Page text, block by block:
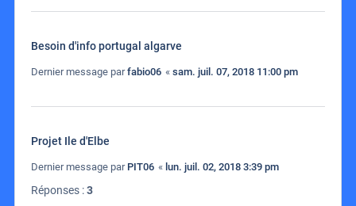
Besoin d'info portugal algarve
Dernier message parfabio06 « sam. juil. 07, 2018 11:00 pm
Projet Ile d'Elbe
Dernier message par PIT06 « lun. juil. 02, 2018 3:39 pm
Réponses :3